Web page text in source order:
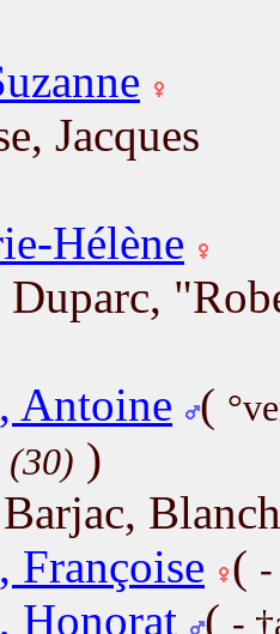
Jacques
Hélène
Duparc,
Antoine (
(30) )
Françoise (
Honorat ( -